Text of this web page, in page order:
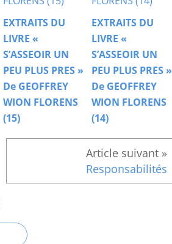
EXTRAITS DU
LIVRE «
S’ASSEOIR UN
PEU PLUS PRES »
De GEOFFREY
WION FLORENS
(15)
EXTRAITS DU
LIVRE «
S’ASSEOIR UN
PEU PLUS PRES »
De GEOFFREY
WION FLORENS
(14)
Responsabilités